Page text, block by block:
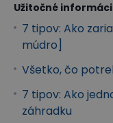
Užitočné
7 tipov: Ako
múdro]
Všetko, čo
7 tipov: Ako
záhradku